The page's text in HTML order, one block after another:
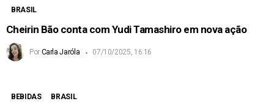
BRASIL
Cheirin Bão conta com Yudi Tamashiro em nova ação
Por Carla Jaróla 07/10/2025, 16:16
BEBIDAS BRASIL